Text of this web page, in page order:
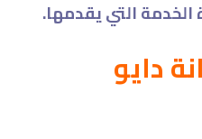
التي يقدمها.
دايو